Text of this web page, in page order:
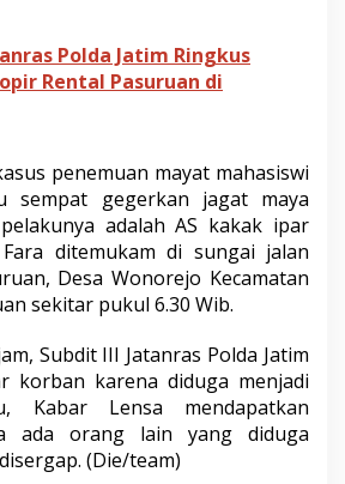
Polda Jatim Ringkus
Rental Pasuruan di
penemuan mayat mahasiswi
sempat gegerkan jagat maya
adalah AS kakak ipar
ditemukam di sungai jalan
Desa Wonorejo Kecamatan
sekitar pukul 6.30 Wib.
Subdit III Jatanras Polda Jatim
korban karena diduga menjadi
Kabar Lensa mendapatkan
ada orang lain yang diduga
(Die/team)